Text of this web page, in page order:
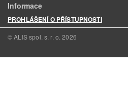
Informace
PROHLÁŠENÍ O PŘÍSTUPNOSTI
© ALIS spol. s. r. o.2026